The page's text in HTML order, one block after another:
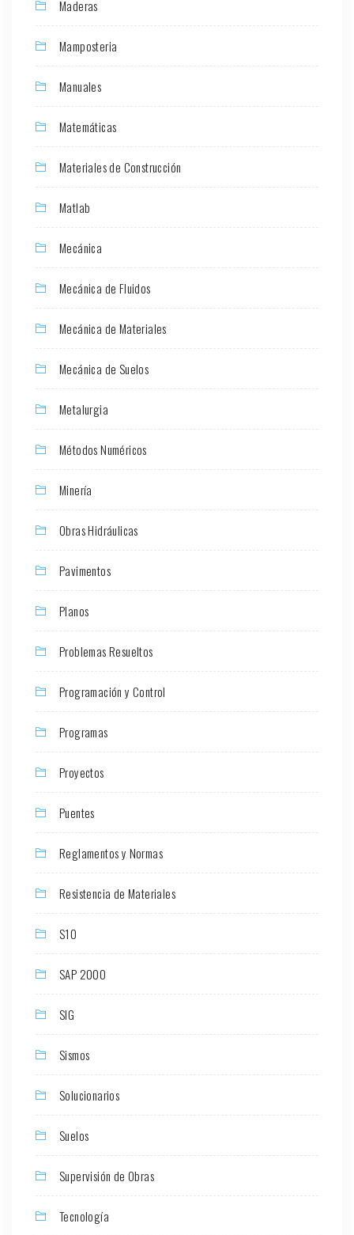
Maderas
Mamposteria
Manuales
Matemáticas
Materiales de Construcción
Matlab
Mecánica
Mecánica de Fluidos
Mecánica de Materiales
Mecánica de Suelos
Metalurgia
Métodos Numéricos
Minería
Obras Hidráulicas
Pavimentos
Planos
Problemas Resueltos
Programación y Control
Programas
Proyectos
Puentes
Reglamentos y Normas
Resistencia de Materiales
S10
SAP 2000
SIG
Sismos
Solucionarios
Suelos
Supervisión de Obras
Tecnología